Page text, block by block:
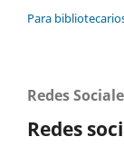
Para
Redes
Redes